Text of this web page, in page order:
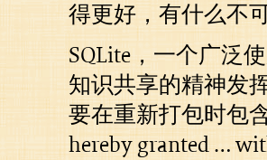
得更好，有什么不
SQLite，一个广泛
知识共享的精神发
要在重新打包时包
hereby granted …